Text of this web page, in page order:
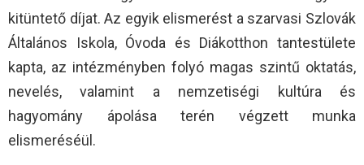
kitüntető díjat. Az egyik elismerést a szarvasi Szlovák
Általános Iskola, Óvoda és Diákotthon tantestülete
kapta, az intézményben folyó magas szintű oktatás,
nevelés, valamint a nemzetiségi kultúra és
hagyomány ápolása terén végzett munka
elismeréséül.